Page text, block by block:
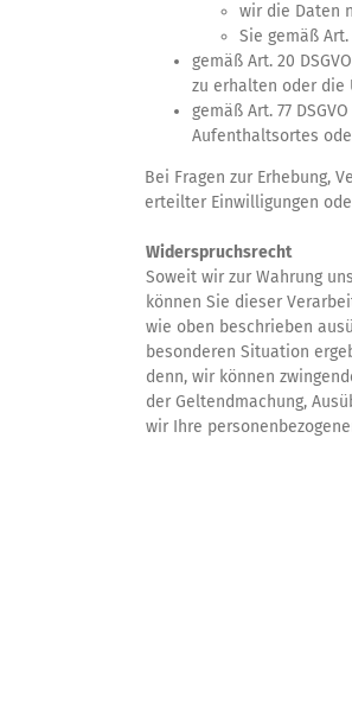
wir die Daten
Sie gemäß
gemäß Art. 20
zu erhalten oder die
gemäß Art. 77
Aufenthaltsortes
Bei Fragen zur Erhebung,
erteilter Einwilligungen
Widerspruchsrecht
Soweit wir zur Wahrung
können Sie dieser
wie oben beschrieben
besonderen Situation
denn, wir können
der Geltendmachung,
wir Ihre